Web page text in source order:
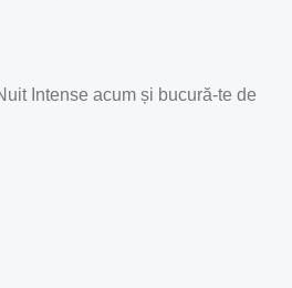
Intense acum și bucură-te de